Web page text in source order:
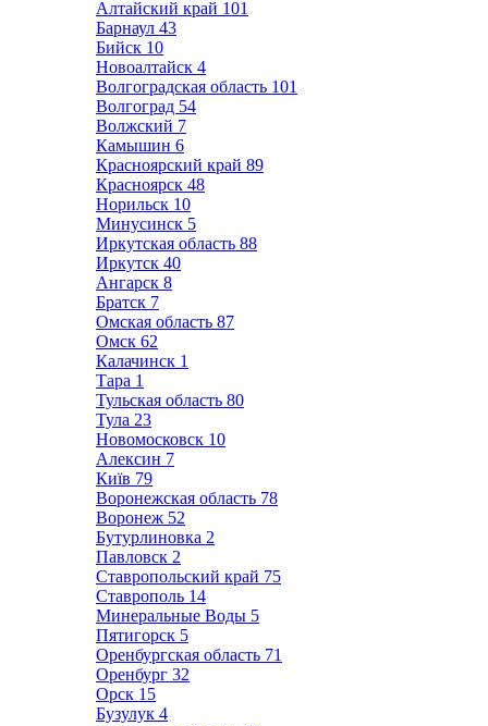
Алтайский край 101
Барнаул 43
Бийск 10
Новоалтайск 4
Волгоградская область 101
Волгоград 54
Волжский 7
Камышин 6
Красноярский край 89
Красноярск 48
Норильск 10
Минусинск 5
Иркутская область 88
Иркутск 40
Ангарск 8
Братск 7
Омская область 87
Омск 62
Калачинск 1
Тара 1
Тульская область 80
Тула 23
Новомосковск 10
Алексин 7
Київ 79
Воронежская область 78
Воронеж 52
Бутурлиновка 2
Павловск 2
Ставропольский край 75
Ставрополь 14
Минеральные Воды 5
Пятигорск 5
Оренбургская область 71
Оренбург 32
Орск 15
Бузулук 4